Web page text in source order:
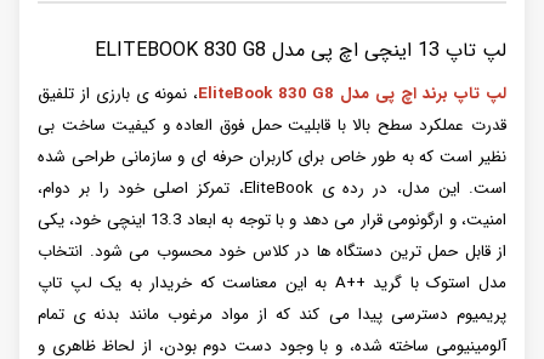
لپ تاپ 13 اینچی اچ پی مدل ELITEBOOK 830 G8
لپ تاپ برند اچ پی مدل EliteBook 830 G8
، نمونه ی بارزی از تلفیق
قدرت عملکرد سطح بالا با قابلیت حمل فوق العاده و کیفیت ساخت بی
نظیر است که به طور خاص برای کاربران حرفه ای و سازمانی طراحی شده
است. این مدل، در رده ی EliteBook، تمرکز اصلی خود را بر دوام،
امنیت، و ارگونومی قرار می دهد و با توجه به ابعاد 13.3 اینچی خود، یکی
از قابل حمل ترین دستگاه ها در کلاس خود محسوب می شود. انتخاب
مدل استوک با گرید ++A به این معناست که خریدار به یک لپ تاپ
پریمیوم دسترسی پیدا می کند که از مواد مرغوب مانند بدنه ی تمام
آلومینیومی ساخته شده، و با وجود دست دوم بودن، از لحاظ ظاهری و